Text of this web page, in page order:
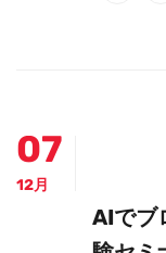
07
12月
AIでブ